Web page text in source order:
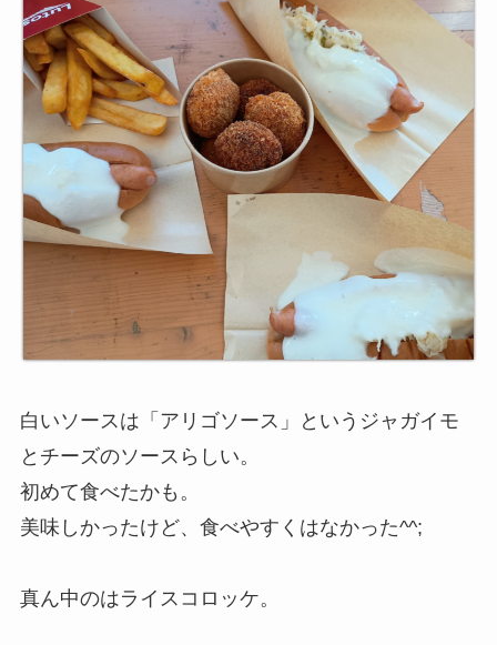
白いソースは「アリゴソース」というジャガイモ
とチーズのソースらしい。
初めて食べたかも。
美味しかったけど、食べやすくはなかった^^;
真ん中のはライスコロッケ。